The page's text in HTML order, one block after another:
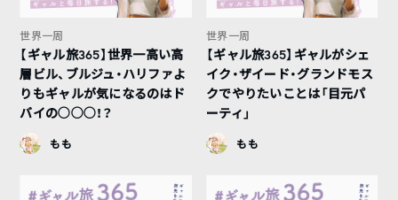
世界一周
【ギャル旅365】世界一高い高
層ビル、ブルジュ・ハリファよ
りもギャルが気になるのはド
バイの○○○！？
もも
世界一周
【ギャル旅365】ギャルがシェ
イク・ザイード・グランドモス
クでやりたいことは「目元パ
ーティ」
もも